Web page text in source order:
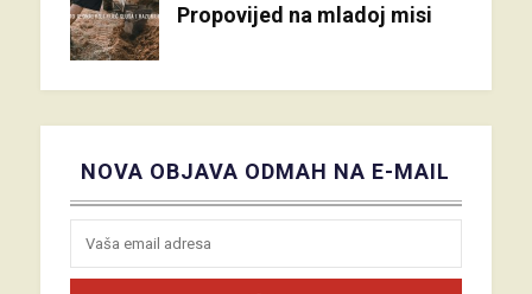
Propovijed na mladoj misi
NOVA OBJAVA ODMAH NA E-MAIL